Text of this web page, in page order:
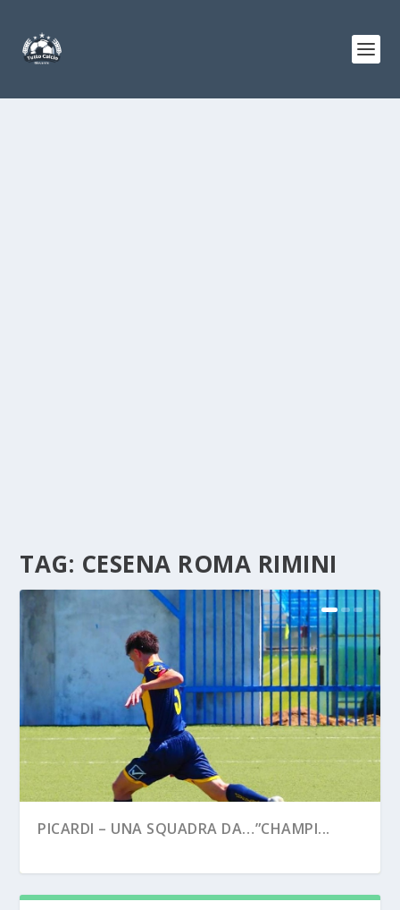
TAG: CESENA ROMA RIMINI
PICARDI – UNA SQUADRA DA…”CHAMPI...